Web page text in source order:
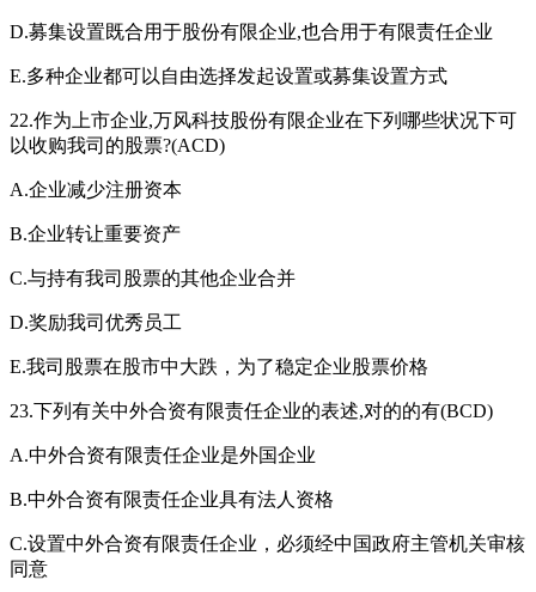
D.募集设置既合用于股份有限企业,也合用于有限责任企业
E.多种企业都可以自由选择发起设置或募集设置方式
22.作为上市企业,万风科技股份有限企业在下列哪些状况下可
以收购我司的股票?(ACD)
A.企业减少注册资本
B.企业转让重要资产
C.与持有我司股票的其他企业合并
D.奖励我司优秀员工
E.我司股票在股市中大跌，为了稳定企业股票价格
23.下列有关中外合资有限责任企业的表述,对的的有(BCD)
A.中外合资有限责任企业是外国企业
B.中外合资有限责任企业具有法人资格
C.设置中外合资有限责任企业，必须经中国政府主管机关审核
同意